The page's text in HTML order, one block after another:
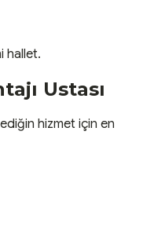
hallet.
Ustası
hizmet için en